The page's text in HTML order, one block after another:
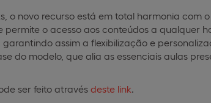
o novo recurso está em total harmonia com
permite o acesso aos conteúdos a qualquer
assim a flexibilização e
do modelo, que alia as essenciais aulas
ser feito através deste link.